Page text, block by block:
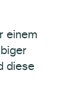
einem
diese